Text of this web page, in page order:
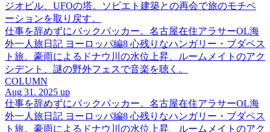
ジオビル、UFOの塔。ソビエト建築との再会で旅のモチベ
ーションを取り戻す。
仕事を辞めずにバックパッカー。名古屋在住アラサーOL海
外一人旅日記 ヨーロッパ編8 心残りなハンガリー・ブダペス
ト旅。豪雨によるドナウ川の水位上昇、ルームメイトのアク
シデント、謎の野外フェスで音楽を聴く。
COLUMN
Aug 31. 2025 up
仕事を辞めずにバックパッカー。名古屋在住アラサーOL海
外一人旅日記 ヨーロッパ編8 心残りなハンガリー・ブダペス
ト旅。豪雨によるドナウ川の水位上昇、ルームメイトのアク